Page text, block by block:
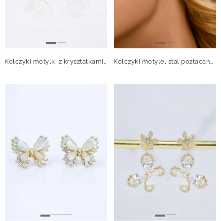
Kolczyki motylki z kryształkami, stal pozłacana S212392Z00 Kolczyki motyle, stal pozłacana S212393Z00